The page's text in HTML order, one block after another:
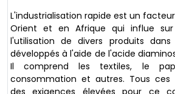
L'industrialisation rapide est un
Orient et en Afrique qui influe
l'utilisation de divers produits
développés à l'aide de l'acide
Il comprend les textiles, le
consommation et autres. Tous ces
des exigences élevées pour ce